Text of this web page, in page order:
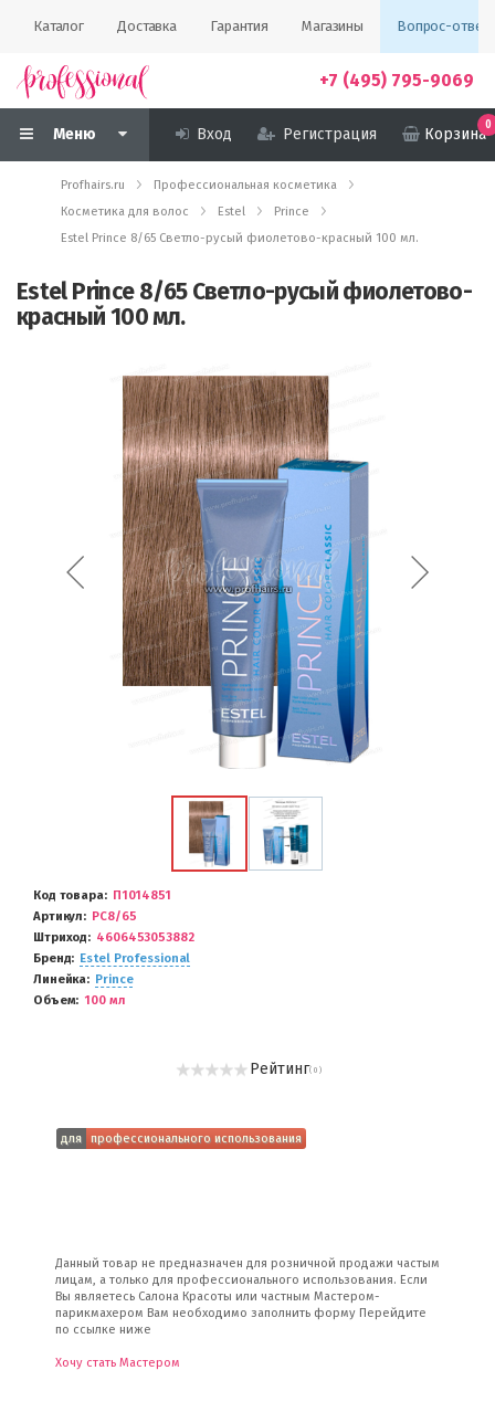
Каталог Доставка Гарантия Магазины Вопрос-ответ
+7 (495) 795-9069
Меню Вход Регистрация Корзина
0
Profhairs.ru
Профессиональная косметика
Косметика для волос
Estel
Prince
Estel Prince 8/65 Светло-русый фиолетово-красный 100 мл.
Estel Prince 8/65 Светло-русый фиолетово-
красный 100 мл.
Код товара
П1014851
Артикул
PC8/65
Штриход
4606453053882
Бренд
Estel Professional
Линейка
Prince
Объем
100 мл
Рейтинг( 0 )
для профессионального использования
Данный товар не предназначен для розничной продажи частым
лицам, а только для профессионального использования. Если
Вы являетесь Салона Красоты или частным Мастером-
парикмахером Вам необходимо заполнить форму Перейдите
по ссылке ниже
Хочу стать Мастером